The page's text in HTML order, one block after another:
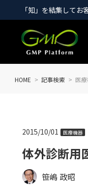
「知」を結集して
HOME 記事検索 医
体外診断用
2015/10/01 医療機器
笹嶋 政昭